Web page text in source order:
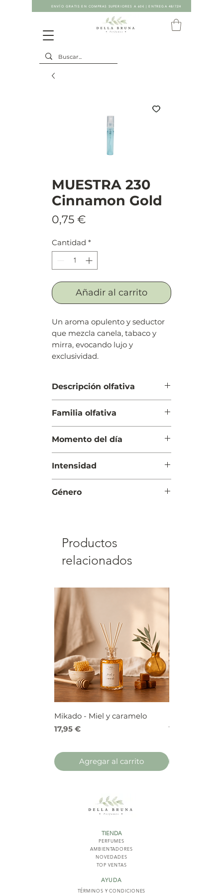
ENVÍO GRATIS EN COMPRAS SUPERIORES A 60€ | ENTREGA 48/72H
MUESTRA 230
Cinnamon Gold
0,75 €
Cantidad *
Añadir al carrito
Un aroma opulento y seductor
que mezcla canela, tabaco y
mirra, evocando lujo y
exclusividad.
Descripción olfativa
Cuerpo: Tabaco y mirra
Fondo: Pachulí y haba tonka
Familia olfativa
Momento del día
Intensidad
Género
Productos
relacionados
Mikado - Miel y caramelo
Precio
17,95 €
Agregar al carrito
Precio
17,95 €
TIENDA
PERFUMES
AMBIENTADORES
NOVEDADES
TOP VENTAS
AYUDA
TÉRMINOS Y CONDICIONES